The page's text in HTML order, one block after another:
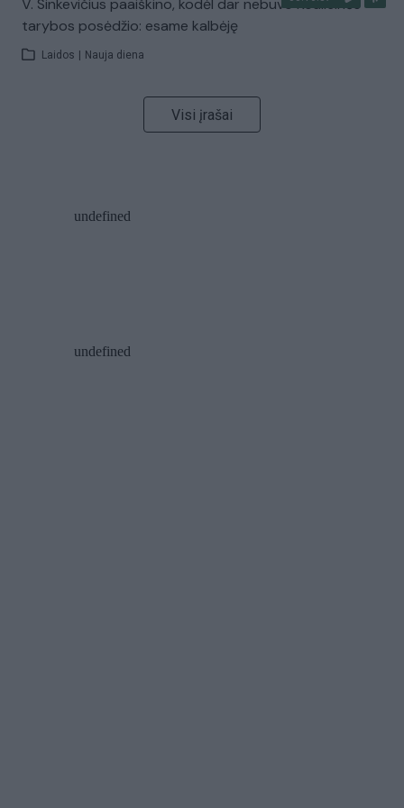
V. Sinkevičius paaiškino, kodėl dar nebuvo Koalicinės
tarybos posėdžio: esame kalbėję
Laidos Nauja diena
Visi įrašai